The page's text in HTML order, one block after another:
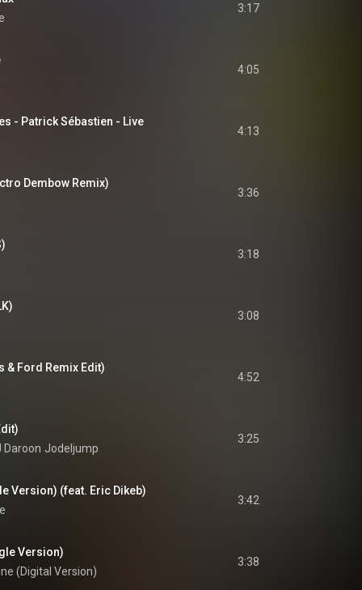
3:17
4:05
- Patrick Sébastien - Live
4:13
Dembow Remix)
3:36
3:18
3:08
& Ford Remix Edit)
4:52
Daroon Jodeljump
3:25
Version) (feat. Eric Dikeb)
3:42
Version)
(Digital Version)
3:38